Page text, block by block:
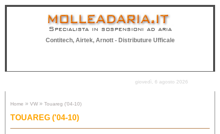
Specialista in sospensioni ad aria
Contitech, Airtek, Arnott - Distributure Ufficale
giovedì, 6 agosto 2026
Home » VW» Touareg ('04-10)
TOUAREG ('04-10)